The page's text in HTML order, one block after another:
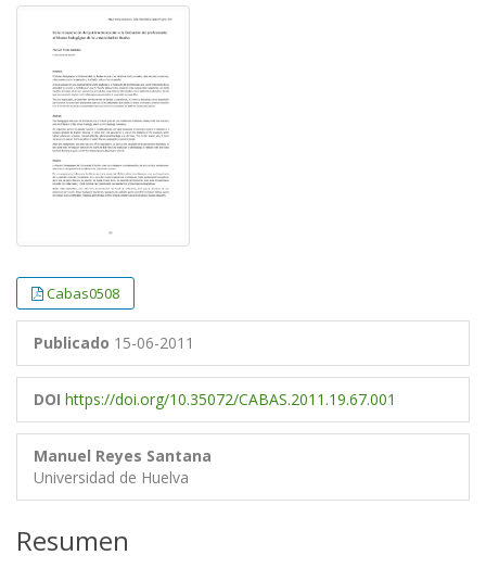
Cabas0508
Publicado 15-06-2011
DOI https://doi.org/10.35072/CABAS.2011.19.67.001
Manuel Reyes Santana
Universidad de Huelva
Resumen